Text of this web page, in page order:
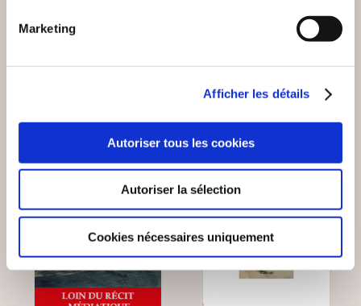
Marketing
Afficher les détails
Autoriser tous les cookies
Autoriser la sélection
Cookies nécessaires uniquement
Histoire & actualité
13€00
Histoire & actualité
19€50